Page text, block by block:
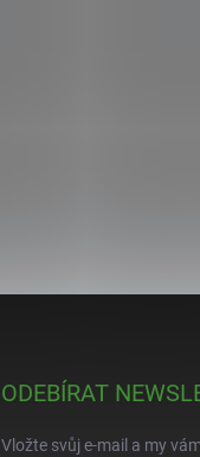
ODEBÍRAT
Vložte svůj e-mail a my